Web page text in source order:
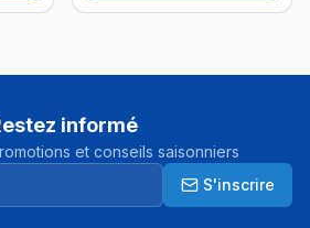
informé
et conseils saisonniers
S'inscrire